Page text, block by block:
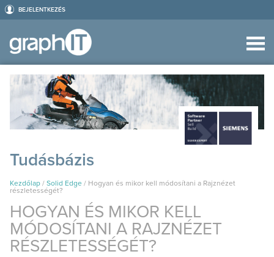
BEJELENTKEZÉS
Tudásbázis
Kezdőlap / Solid Edge / Hogyan és mikor kell módosítani a Rajznézet
részletességét?
HOGYAN ÉS MIKOR KELL
MÓDOSÍTANI A RAJZNÉZET
RÉSZLETESSÉGÉT?